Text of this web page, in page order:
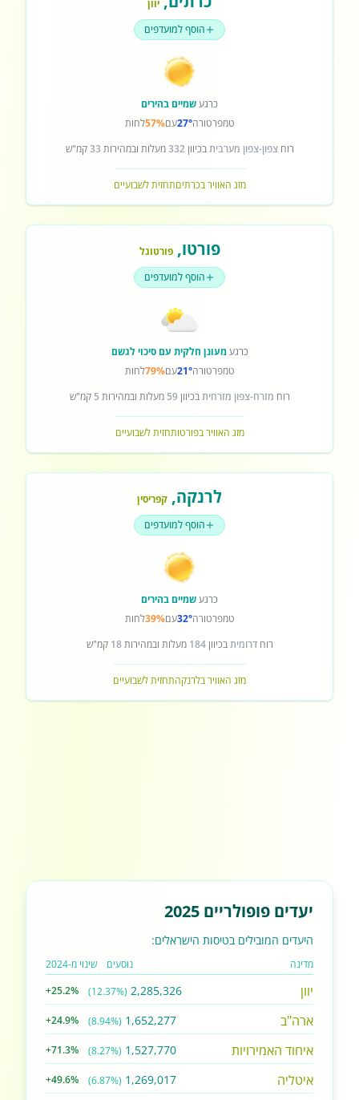
יוון
הוסף למועדפים
כרגעשמיים בהירים
טמפרטורה27°עם57%לחות
רוחצפון-צפון מערביתבכיוון332מעלות ובמהירות 33קמ"ש
מזג האוויר בכרתיםתחזית לשבועיים
פורטו,פורטוגל
הוסף למועדפים
כרגעמעונן חלקית עם סיכוי לגשם
טמפרטורה21°עם79%לחות
רוח מזרח-צפון מזרחיתבכיוון59 מעלות ובמהירות 5 קמ"ש
מזג האוויר בפורטותחזית לשבועיים
לרנקה, קפריסין
הוסף למועדפים
כרגעשמיים בהירים
טמפרטורה32°עם39%לחות
רוחדרומיתבכיוון184 מעלות ובמהירות18 קמ"ש
מזג האוויר בלרנקהתחזית לשבועיים
יעדים פופולריים 2025
היעדים המובילים בטיסות הישראלים:
מדינה נוסעים שינוי מ-2024
יוון 2,285,326
(12.37%)
+25.2%
ארה"ב 1,652,277
(8.94%)
+24.9%
איחוד האמירויות 1,527,770
(8.27%)
+71.3%
איטליה 1,269,017
(6.87%)
+49.6%